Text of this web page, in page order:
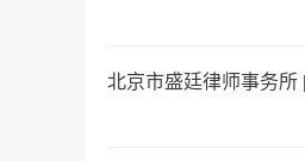
北京市盛廷律师事务所